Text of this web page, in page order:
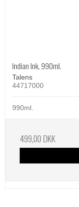
Indian Ink, 990ml.
Talens
44717000
990ml.
499,00 DKK